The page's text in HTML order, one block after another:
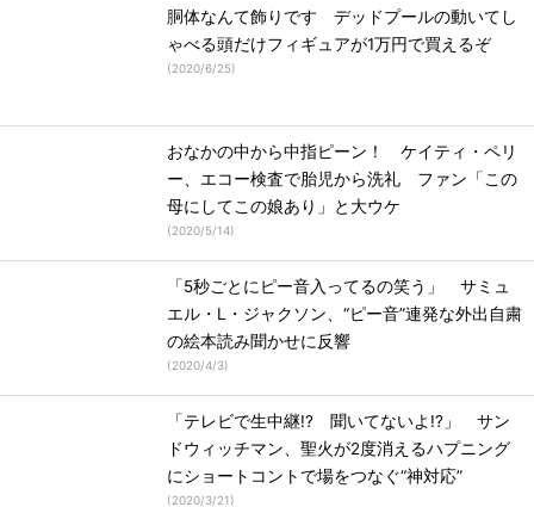
胴体なんて飾りです デッドプールの動いてし
ゃべる頭だけフィギュアが1万円で買えるぞ
(2020/6/25)
おなかの中から中指ピーン！ ケイティ・ペリ
ー、エコー検査で胎児から洗礼 ファン「この
母にしてこの娘あり」と大ウケ
(2020/5/14)
「5秒ごとにピー音入ってるの笑う」 サミュ
エル・L・ジャクソン、“ピー音”連発な外出自粛
の絵本読み聞かせに反響
(2020/4/3)
「テレビで生中継!? 聞いてないよ!?」 サン
ドウィッチマン、聖火が2度消えるハプニング
にショートコントで場をつなぐ“神対応”
(2020/3/21)